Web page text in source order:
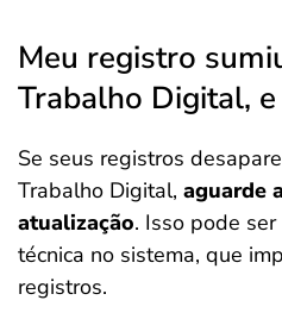
Meu registro
Trabalho Digital,
Se seus registros
Trabalho Digital, aguarde
atualização. Isso pode
técnica no sistema, que
registros.